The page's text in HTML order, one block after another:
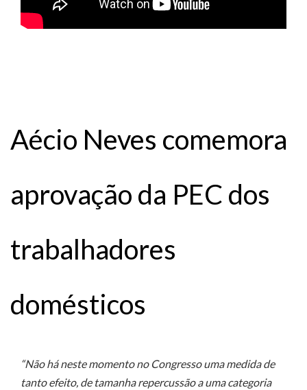
Aécio Neves comemora
aprovação da PEC dos
trabalhadores
domésticos
“Não há neste momento no Congresso uma medida de
tanto efeito, de tamanha repercussão a uma categoria